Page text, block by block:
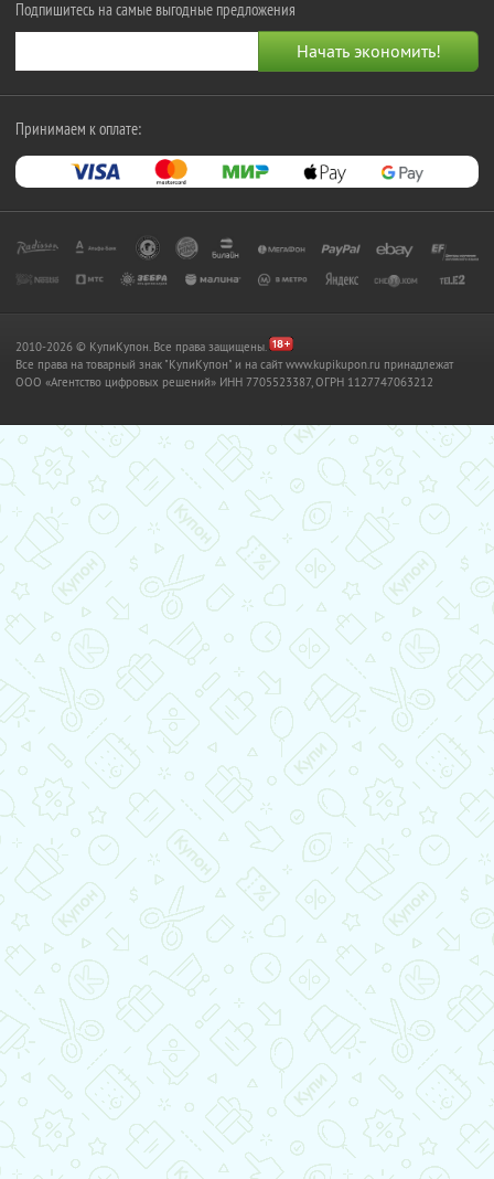
Подпишитесь на самые выгодные предложения
Принимаем к оплате:
2010-2026 © КупиКупон. Все права защищены.
Все права на товарный знак "КупиКупон" и на сайт www.kupikupon.ru принадлежат
OOO «Агентство цифровых решений» ИНН 7705523387, ОГРН 1127747063212